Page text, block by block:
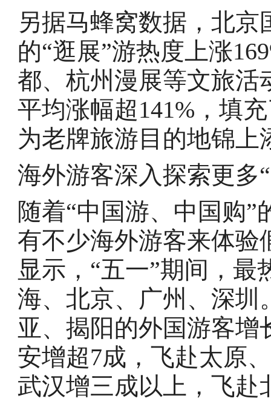
另据马蜂窝数据，北
的“逛展”游热度上涨
都、杭州漫展等文旅活
平均涨幅超141%，填
为老牌旅游目的地锦上
海外游客深入探索更多
随着“中国游、中国购”
有不少海外游客来体验
显示，“五一”期间，
海、北京、广州、深圳
亚、揭阳的外国游客增
安增超7成，飞赴太原
武汉增三成以上，飞赴